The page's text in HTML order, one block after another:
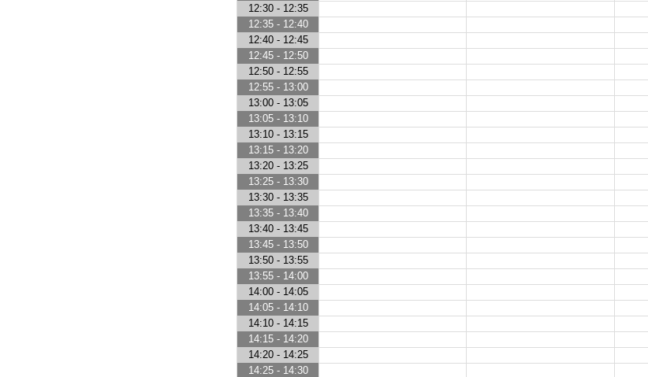
12:30 - 12:35
12:35 - 12:40
12:40 - 12:45
12:45 - 12:50
12:50 - 12:55
12:55 - 13:00
13:00 - 13:05
13:05 - 13:10
13:10 - 13:15
13:15 - 13:20
13:20 - 13:25
13:25 - 13:30
13:30 - 13:35
13:35 - 13:40
13:40 - 13:45
13:45 - 13:50
13:50 - 13:55
13:55 - 14:00
14:00 - 14:05
14:05 - 14:10
14:10 - 14:15
14:15 - 14:20
14:20 - 14:25
14:25 - 14:30